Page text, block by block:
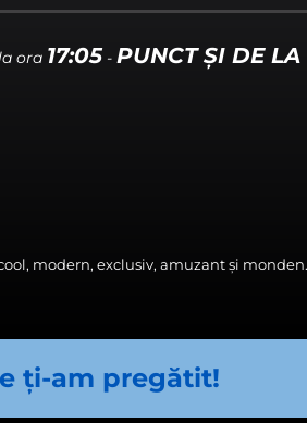
ora - PUNCT ȘI DE LA
modern, exclusiv, amuzant și monden.
ți-am pregătit!
intereselor